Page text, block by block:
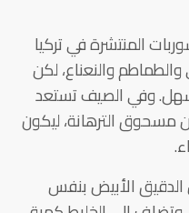
المنتشرة في تركيا
والنعناع، لكن
وفي الصيف تستعد
مسحوق الترهانة، ليكون
الدقيق الأبيض بنفس